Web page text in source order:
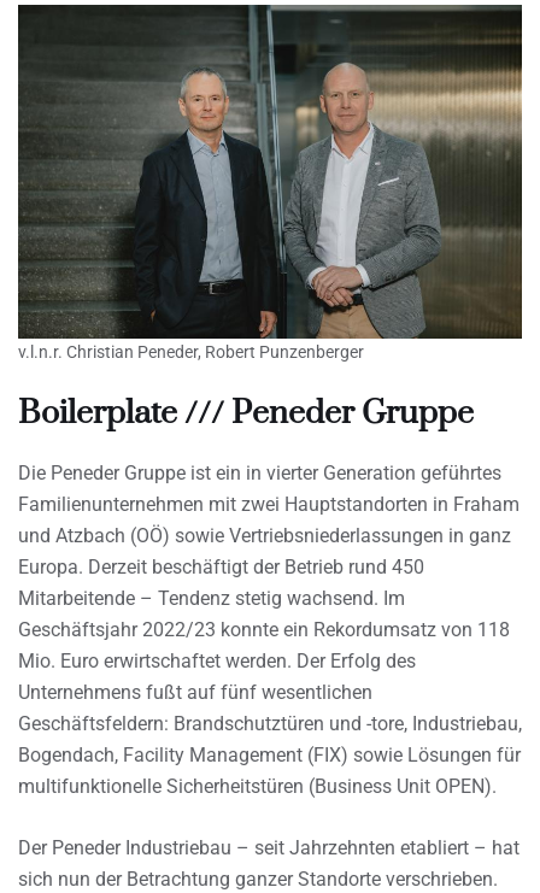
v.l.n.r. Christian Peneder, Robert Punzenberger
Boilerplate /// Peneder Gruppe
Die Peneder Gruppe ist ein in vierter Generation geführtes
Familienunternehmen mit zwei Hauptstandorten in Fraham
und Atzbach (OÖ) sowie Vertriebsniederlassungen in ganz
Europa. Derzeit beschäftigt der Betrieb rund 450
Mitarbeitende – Tendenz stetig wachsend. Im
Geschäftsjahr 2022/23 konnte ein Rekordumsatz von 118
Mio. Euro erwirtschaftet werden. Der Erfolg des
Unternehmens fußt auf fünf wesentlichen
Geschäftsfeldern: Brandschutztüren und -tore, Industriebau,
Bogendach, Facility Management (FIX) sowie Lösungen für
multifunktionelle Sicherheitstüren (Business Unit OPEN).
Der Peneder Industriebau – seit Jahrzehnten etabliert – hat
sich nun der Betrachtung ganzer Standorte verschrieben.